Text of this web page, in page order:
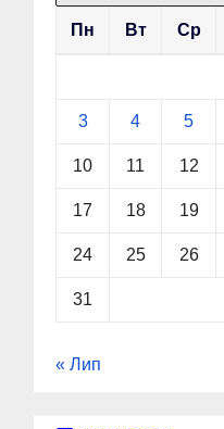
Пн Вт Ср
3 4 5
10 11 12
17 18 19
24 25 26
31
« Лип